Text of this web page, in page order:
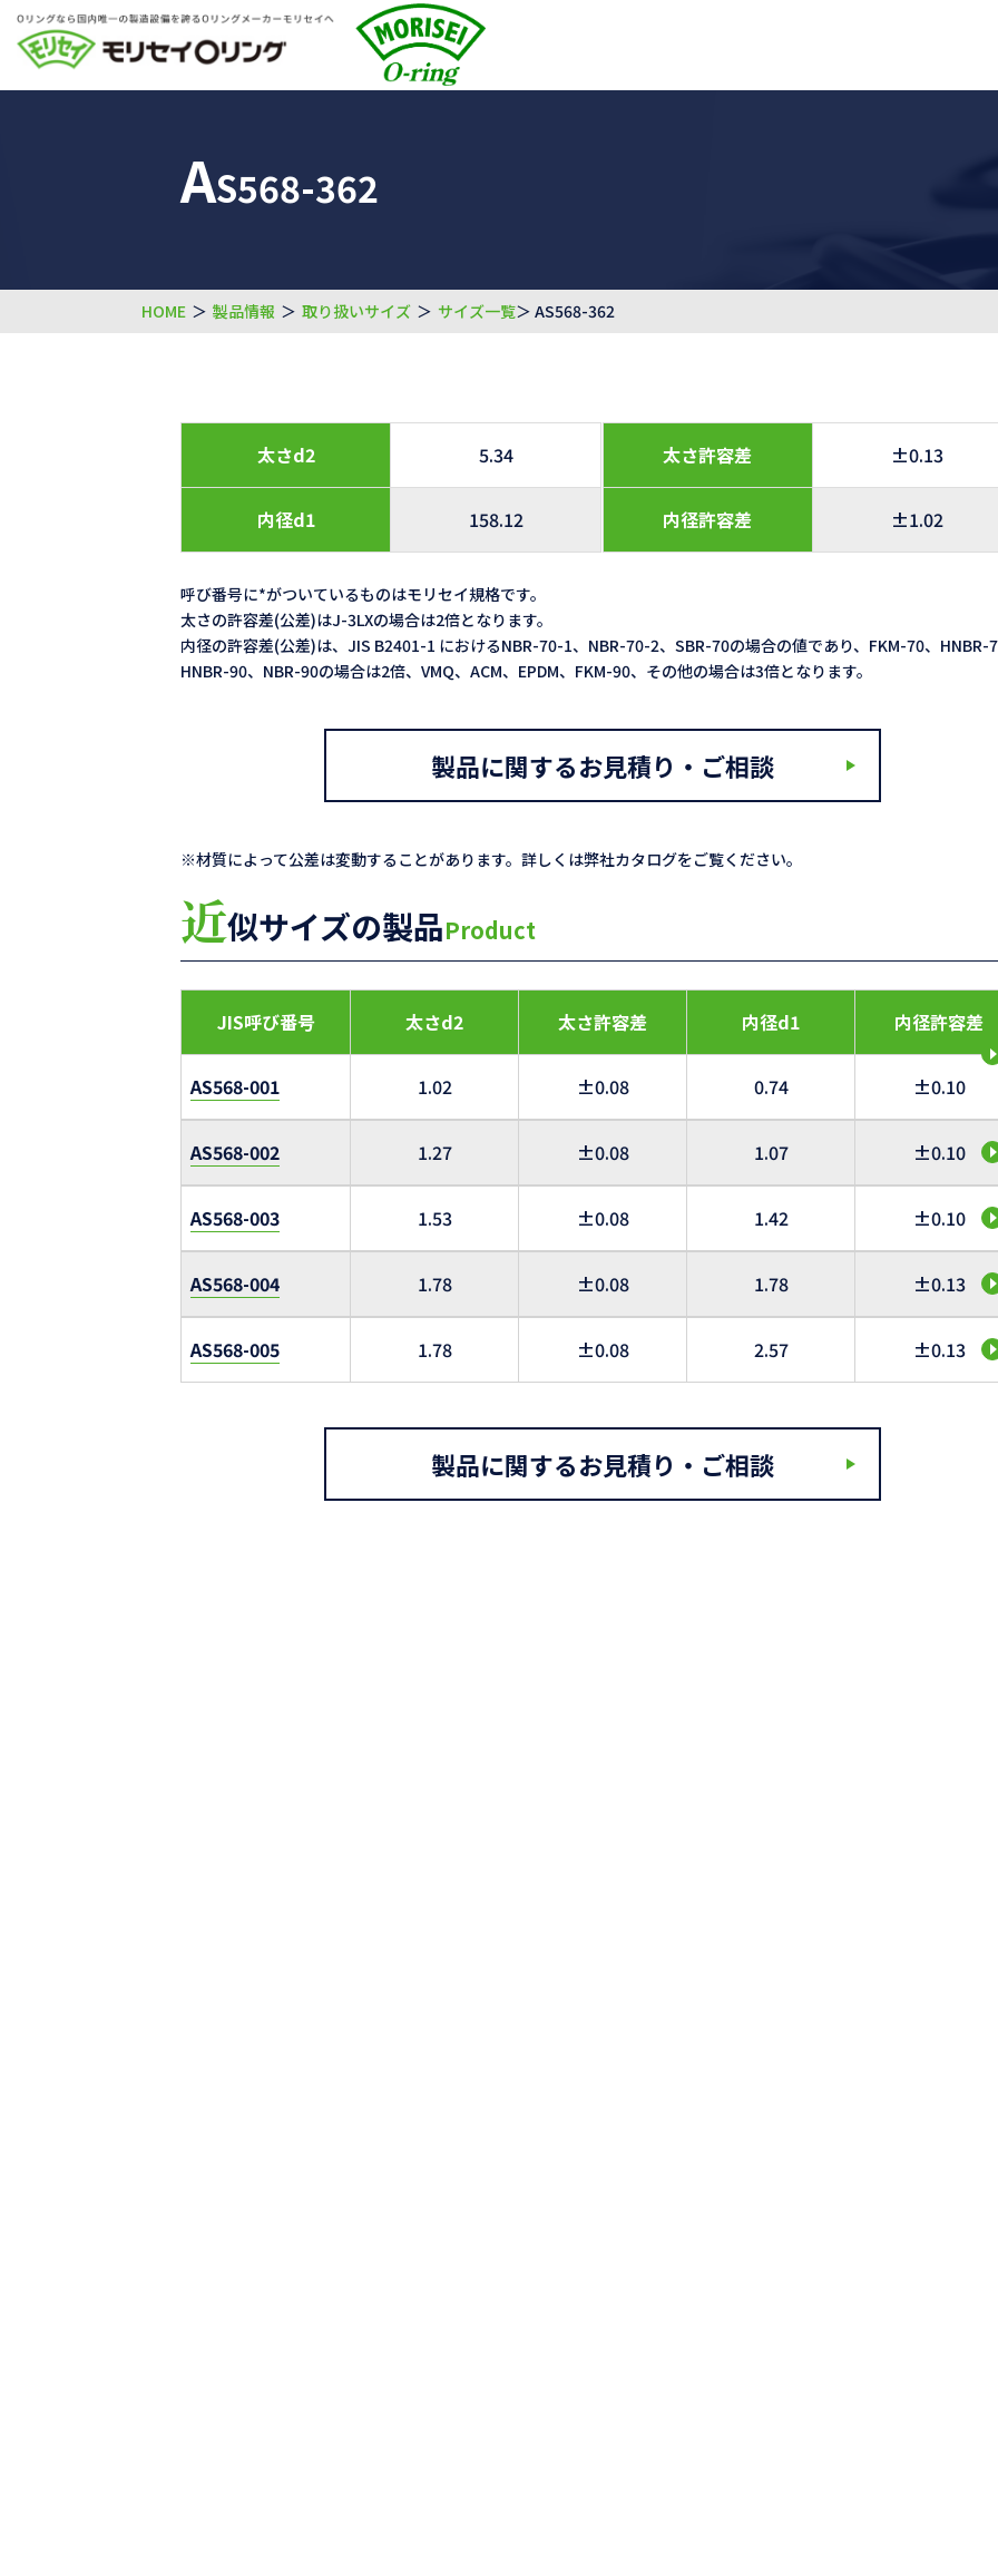
AS568-362
HOME ＞ 製品情報 ＞ 取り扱いサイズ ＞ サイズ一覧＞ AS568-362
太さd2 5.34
内径d1 158.12
太さ許容差 ±0.13
内径許容差 ±1.02
呼び番号に*がついているものはモリセイ規格です。
太さの許容差(公差)はJ-3LXの場合は2倍となります。
内径の許容差(公差)は、JIS B2401-1 におけるNBR-70-1、NBR-70-2、SBR-70の場合の値であり、FKM-70、HNBR-
HNBR-90、NBR-90の場合は2倍、VMQ、ACM、EPDM、FKM-90、その他の場合は3倍となります。
製品に関するお見積り・ご相談
※材質によって公差は変動することがあります。詳しくは弊社カタログをご覧ください。
近似サイズの製品Product
JIS呼び番号 太さd2 太さ許容差 内径d1 内径許容差
AS568-001 1.02 ±0.08 0.74 ±0.10
AS568-002 1.27 ±0.08 1.07 ±0.10
AS568-003 1.53 ±0.08 1.42 ±0.10
AS568-004 1.78 ±0.08 1.78 ±0.13
AS568-005 1.78 ±0.08 2.57 ±0.13
製品に関するお見積り・ご相談